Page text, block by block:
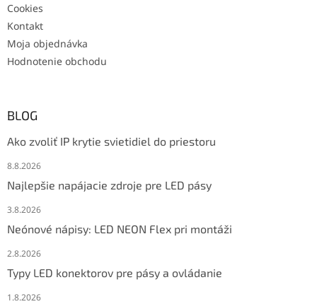
Cookies
Kontakt
Moja objednávka
Hodnotenie obchodu
BLOG
Ako zvoliť IP krytie svietidiel do priestoru
8.8.2026
Najlepšie napájacie zdroje pre LED pásy
3.8.2026
Neónové nápisy: LED NEON Flex pri montáži
2.8.2026
Typy LED konektorov pre pásy a ovládanie
1.8.2026